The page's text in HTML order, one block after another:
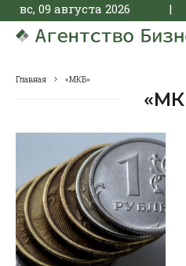
вс, 09 августа 2026 |
Главная «МКБ»